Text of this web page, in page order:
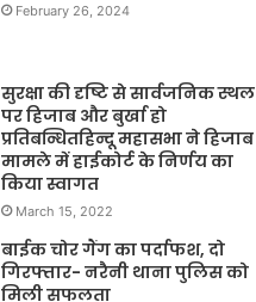
February 26, 2024
सुरक्षा की दृष्टि से सार्वजनिक स्थल
पर हिजाब और बुर्खा हो
प्रतिबन्धितहिन्दू महासभा ने हिजाब
मामले में हाईकोर्ट के निर्णय का
किया स्वागत
March 15, 2022
बाईक चोर गैंग का पर्दाफश, दो
गिरफ्तार- नरैनी थाना पुलिस को
मिली सफलता